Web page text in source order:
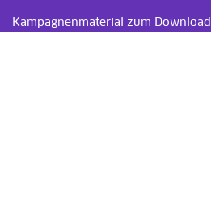
Kampagnenmaterial zum Download